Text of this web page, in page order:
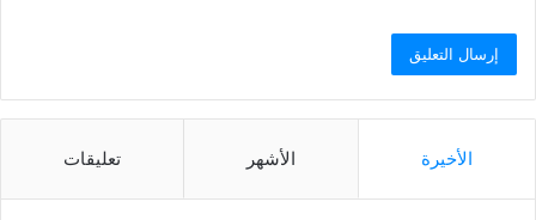
الأخيرة الأشهر تعليقات